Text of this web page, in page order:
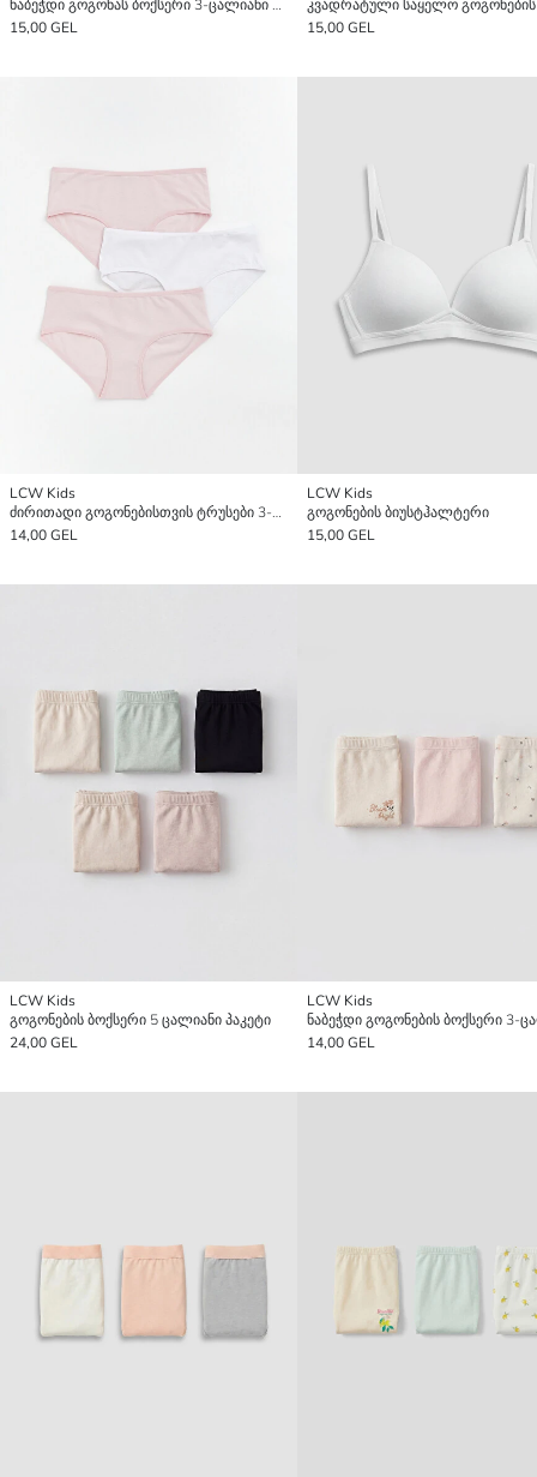
ნაბეჭდი გოგონას ბოქსერი 3-ცალიანი პაკეტი
15,00 GEL
15,00 GEL
LCW Kids
ძირითადი გოგონებისთვის ტრუსები 3-ცალიანი პაკეტი
14,00 GEL
LCW Kids
გოგონების ბიუსტჰალტერი
15,00 GEL
LCW Kids
გოგონების ბოქსერი 5 ცალიანი პაკეტი
24,00 GEL
LCW Kids
14,00 GEL